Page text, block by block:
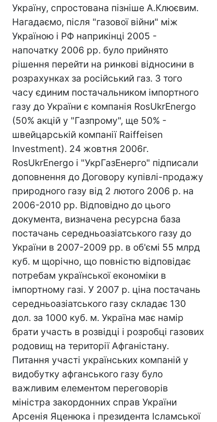
Україну, спростована пізніше А.Клюєвим.
Нагадаємо, після "газової війни" між
Україною і РФ наприкінці 2005 -
напочатку 2006 рр. було прийнято
рішення перейти на ринкові відносини в
розрахунках за російський газ. З того
часу єдиним постачальником імпортного
газу до України є компанія RosUkrEnergo
(50% акцій у "Газпрому", ще 50% -
швейцарській компанії Raiffeisen
Investment). 24 жовтня 2006г.
RosUkrEnergo і "УкрГазЕнерго" підписали
доповнення до Договору купівлі-продажу
природного газу від 2 лютого 2006 р. на
2006-2010 рр. Відповідно до цього
документа, визначена ресурсна база
постачань середньоазіатського газу до
України в 2007-2009 рр. в об'ємі 55 млрд
куб. м щорічно, що повністю відповідає
потребам української економіки в
імпортному газі. У 2007 р. ціна постачань
середньоазіатського газу складає 130
дол. за 1000 куб. м. Україна має намір
брати участь в розвідці і розробці газових
родовищ на території Афганістану.
Питання участі українських компаній у
видобутку афганського газу було
важливим елементом переговорів
міністра закордонних справ України
Арсенія Яценюка і президента Ісламської